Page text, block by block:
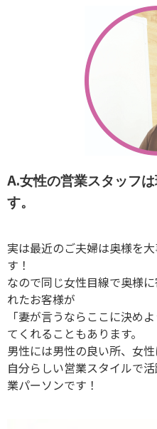
A.女性の営業スタッフ
す。
実は最近のご夫婦は奥様を
す！
なので同じ女性目線で奥様
れたお客様が
「妻が言うならここに決め
てくれることもあります。
男性には男性の良い所、女
自分らしい営業スタイルで
業パーソンです！